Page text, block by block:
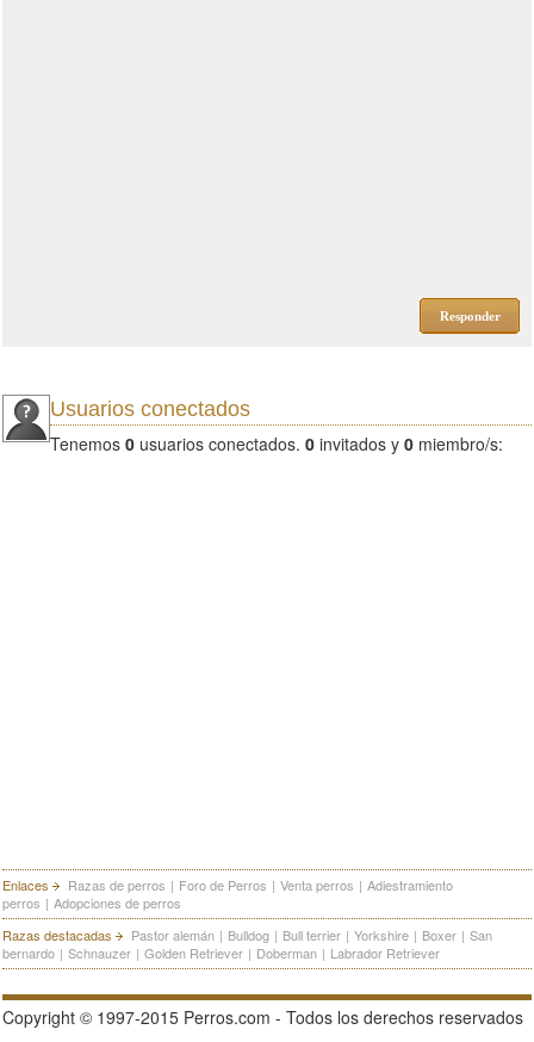
Responder
Usuarios conectados
Tenemos 0 usuarios conectados. 0 invitados y 0 miembro/s:
Enlaces Razas de perros | Foro de Perros | Venta perros | Adiestramiento
perros | Adopciones de perros
Razas destacadas
Pastor alemán | Bulldog | Bull terrier | Yorkshire | Boxer | San
bernardo | Schnauzer | Golden Retriever | Doberman | Labrador Retriever
Copyright © 1997-2015 Perros.com - Todos los derechos reservados